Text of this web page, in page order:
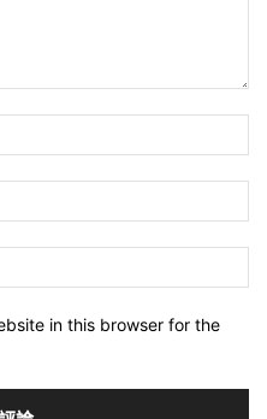
in this browser for the